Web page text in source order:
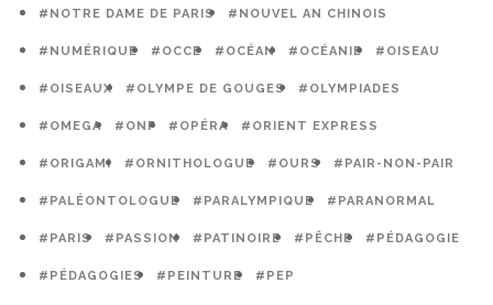
#NOTRE DAME DE PARIS #NOUVEL AN CHINOIS
#NUMÉRIQUE #OCCE #OCÉAN #OCÉANIE #OISEAU
#OISEAUX #OLYMPE DE GOUGES #OLYMPIADES
#OMEGA #ONF #OPÉRA #ORIENT EXPRESS
#ORIGAMI #ORNITHOLOGUE #OURS #PAIR-NON-PAIR
#PALÉONTOLOGUE #PARALYMPIQUE #PARANORMAL
#PARIS #PASSION #PATINOIRE #PÊCHE #PÉDAGOGIE
#PÉDAGOGIES #PEINTURE #PEP